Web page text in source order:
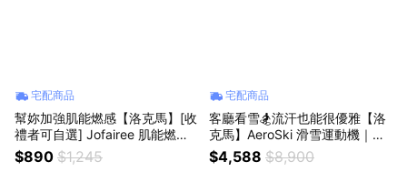
宅配商品
幫妳加強肌能燃感【洛克馬】[收
禮者可自選] Jofairee 肌能燃感
褲｜美型燃感褲｜健身房 運動
重訓 瑜珈 跑步 透氣舒適 高彈性
$890 $1,245
宅配商品
客廳看雪🏂流汗也能很優雅【洛
克馬】AeroSki 滑雪運動機｜贈
VR眼鏡｜保固一年 在家運動 自
主訓練 健身鍛鍊 身歷其境 三段
$4,588 $8,900